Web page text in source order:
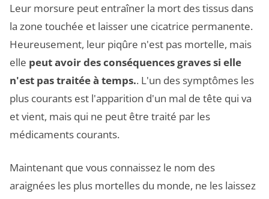
Leur morsure peut entraîner la mort des tissus dans
la zone touchée et laisser une cicatrice permanente.
Heureusement, leur piqûre n'est pas mortelle, mais
elle peut avoir des conséquences graves si elle
n'est pas traitée à temps.. L'un des symptômes les
plus courants est l'apparition d'un mal de tête qui va
et vient, mais qui ne peut être traité par les
médicaments courants.
Maintenant que vous connaissez le nom des
araignées les plus mortelles du monde, ne les laissez